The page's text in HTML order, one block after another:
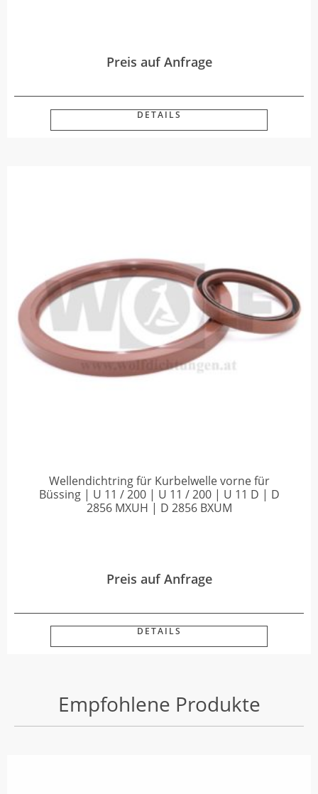
Preis auf Anfrage
DETAILS
Wellendichtring für Kurbelwelle vorne für
Büssing | U 11 / 200 | U 11 / 200 | U 11 D | D
2856 MXUH | D 2856 BXUM
Preis auf Anfrage
DETAILS
Empfohlene Produkte